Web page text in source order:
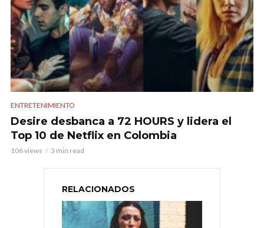
ENTRETENIMIENTO
Desire desbanca a 72 HOURS y lidera el
Top 10 de Netflix en Colombia
106 views 3 min read
RELACIONADOS